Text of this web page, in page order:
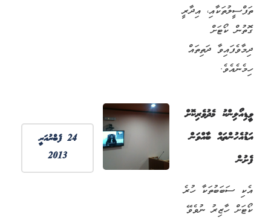
ތަފްސީލުތަކާއި، އިދާރީ
ގޮތުން ކޯޓަށް
ދިމާވެފައިވާ ދަތިތައް
ހިމެނެއެވެ.
24 ފެބްރުއަރީ
2013
ވީޑިއޯލިންކު މެދުވެރިކޮށް
އަޑުއެހުންތައް ބާއްވަން
ފެށުން
އެކި ސަބަބުތަކާ ހުރެ
ކޯޓަށް ހާޒިރު ނުވެވޭ